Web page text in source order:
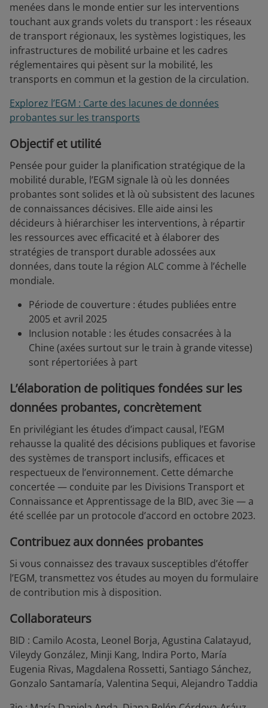
menées dans le monde entier sur les interventions
touchant aux grands volets du transport : les réseaux
de transport régionaux, les systèmes logistiques, les
infrastructures de mobilité urbaine et les cadres
réglementaires qui pèsent sur la mobilité, les
transports en commun et la gestion de la circulation.
Explorez l’EGM : Carte des lacunes de données
probantes sur les transports
Objectif et utilité
Pensée pour guider la planification stratégique de la
mobilité durable, l’EGM signale là où les données
probantes sont solides et là où subsistent des lacunes
de connaissances décisives. Elle aide ainsi les
décideurs à hiérarchiser les interventions, à répartir
les ressources avec efficacité et à élaborer des
stratégies de transport durable adossées aux
données, dans toute la région ALC comme à l’échelle
mondiale.
Période de couverture : études publiées entre
2005 et avril 2025
Inclusion notable : les études consacrées à la
Chine (axées surtout sur le train à grande vitesse)
sont répertoriées à part
L’élaboration de politiques fondées sur les
données probantes, concrètement
En privilégiant les études d’impact causal, l’EGM
rehausse la qualité des décisions publiques et favorise
des systèmes de transport inclusifs, efficaces et
respectueux de l’environnement. Cette démarche
concertée — conduite par les Divisions Transport et
Connaissance et Apprentissage de la BID, avec 3ie — a
été scellée par un protocole d’accord en octobre 2023.
Contribuez aux données probantes
Si vous connaissez des travaux susceptibles d’étoffer
l’EGM, transmettez vos études au moyen du formulaire
de contribution mis à disposition.
Collaborateurs
BID : Camilo Acosta, Leonel Borja, Agustina Calatayud,
Vileydy González, Minji Kang, Indira Porto, María
Eugenia Rivas, Magdalena Rossetti, Santiago Sánchez,
Gonzalo Santamaría, Valentina Sequi, Alejandro Taddia